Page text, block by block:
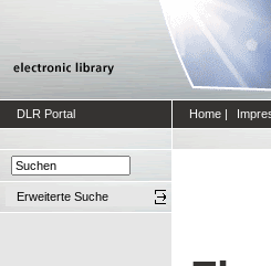
DLR Portal Home |
Erweiterte Suche